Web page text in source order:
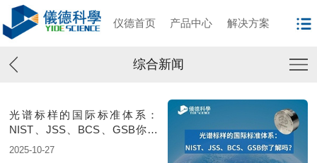
仪德首页 产品中心 解决方案
综合新闻
光谱标样的国际标准体系：
NIST、JSS、BCS、GSB你了
解吗？
2025-10-27